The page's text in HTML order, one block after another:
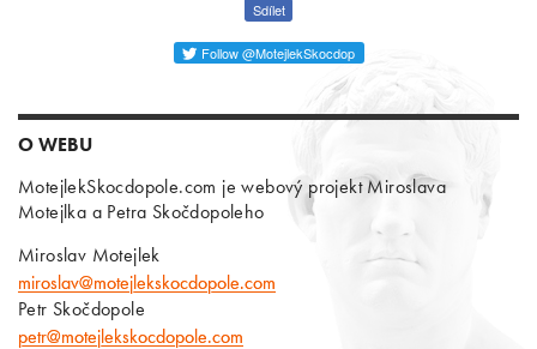
Sdílet
Follow @MotejlekSkocdop
O WEBU
MotejlekSkocdopole.com je webový projekt Miroslava
Motejlka a Petra Skočdopoleho
Miroslav Motejlek
miroslav@motejlekskocdopole.com
Petr Skočdopole
petr@motejlekskocdopole.com